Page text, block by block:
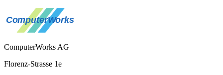
ComputerWorks AG
Florenz-Strasse 1e